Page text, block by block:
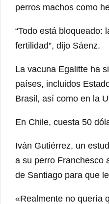
perros machos como
“Todo está bloqueado:
fertilidad”, dijo Sáenz.
La vacuna Egalitte ha
países, incluidos
Brasil, así como en la
En Chile, cuesta 50
Iván Gutiérrez, un
a su perro Franchesco
de Santiago para que
«Realmente no quería